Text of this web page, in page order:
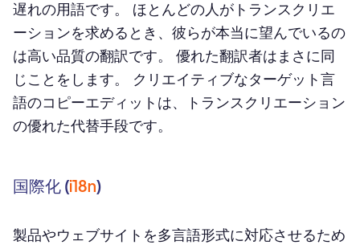
遅れの用語です。 ほとんどの人がトランスクリエ
ーションを求めるとき、彼らが本当に望んでいるの
は高い品質の翻訳です。 優れた翻訳者はまさに同
じことをします。 クリエイティブなターゲット言
語のコピーエディットは、トランスクリエーション
の優れた代替手段です。
国際化 (i18n)
製品やウェブサイトを多言語形式に対応させるため